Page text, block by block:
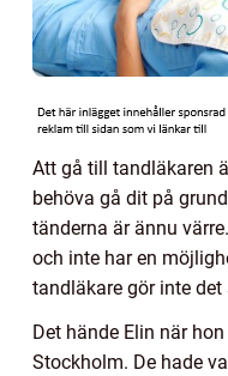
Att gå till tandläkaren
behöva gå dit på
tänderna är ännu
och inte har en
tandläkare gör inte
Det hände Elin när
Stockholm. De hade